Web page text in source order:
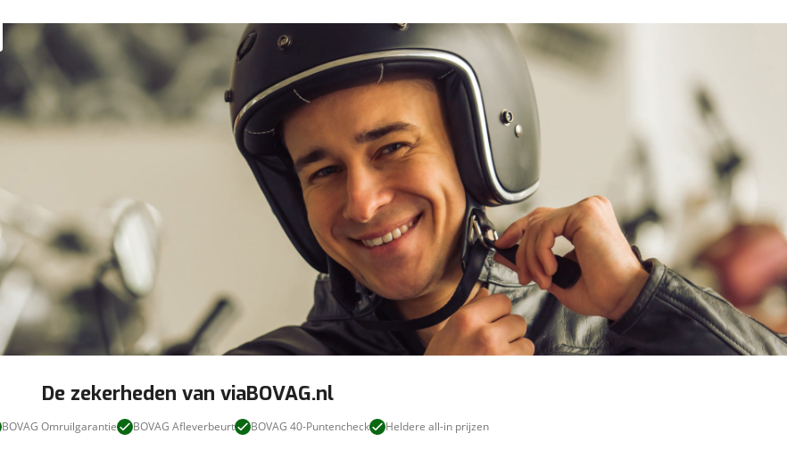
De zekerheden van viaBOVAG.nl
BOVAG Omruilgarantie BOVAG Afleverbeurt BOVAG 40-Puntencheck Heldere all-in prijzen